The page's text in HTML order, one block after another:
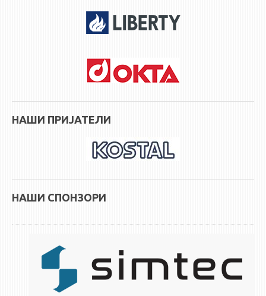
НАСТАВЕН КАДАР
РЕДОВНИ ПРОФ.
ВОНРЕДНИ ПРОФ.
II ЦИКЛУС - ПОСЛЕДИПЛОМСКИ
III ЦИКЛУС - ДОКТОРСКИ
НАШИ ПРИЈАТЕЛИ
НАШИ СПОНЗОРИ